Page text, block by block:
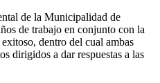
de la Municipalidad de
de trabajo en conjunto con la
dentro del cual ambas
dirigidos a dar respuestas a las